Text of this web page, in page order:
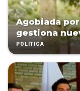
Agobiada
gestiona
POLÍTICA